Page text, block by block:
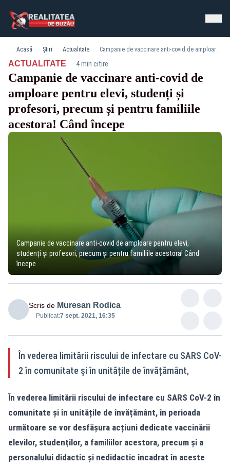
Acasă Știri Actualitate Campanie de vaccinare anti-covid de amploare pentru elevi, studenți și profesori, precum și pentru familiile acestora! Când începe
ACTUALITATE· 4 min citire
Campanie de vaccinare anti-covid de
amploare pentru elevi, studenți și
profesori, precum și pentru familiile
acestora! Când începe
Campanie de vaccinare anti-covid de amploare pentru elevi,
studenți și profesori, precum și pentru familiile acestora! Când
începe
Scris de Muresan Rodica
Publicat:7 sept. 2021, 16:35
În vederea limitării riscului de infectare cu SARS CoV-
2 în comunitate și în unitățile de învățământ,
În vederea limitării riscului de infectare cu SARS CoV-2 în
comunitate și în unitățile de învățământ, în perioada
următoare se vor desfășura acțiuni dedicate vaccinării
elevilor, studenților, a familiilor acestora, precum și a
personalului didactic și nedidactic încadrat în aceste